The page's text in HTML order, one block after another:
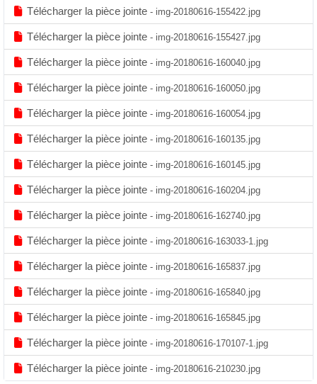
Télécharger la pièce jointe - img-20180616-155422.jpg
Télécharger la pièce jointe - img-20180616-155427.jpg
Télécharger la pièce jointe - img-20180616-160040.jpg
Télécharger la pièce jointe - img-20180616-160050.jpg
Télécharger la pièce jointe - img-20180616-160054.jpg
Télécharger la pièce jointe - img-20180616-160135.jpg
Télécharger la pièce jointe - img-20180616-160145.jpg
Télécharger la pièce jointe - img-20180616-160204.jpg
Télécharger la pièce jointe - img-20180616-162740.jpg
Télécharger la pièce jointe - img-20180616-163033-1.jpg
Télécharger la pièce jointe - img-20180616-165837.jpg
Télécharger la pièce jointe - img-20180616-165840.jpg
Télécharger la pièce jointe - img-20180616-165845.jpg
Télécharger la pièce jointe - img-20180616-170107-1.jpg
Télécharger la pièce jointe - img-20180616-210230.jpg